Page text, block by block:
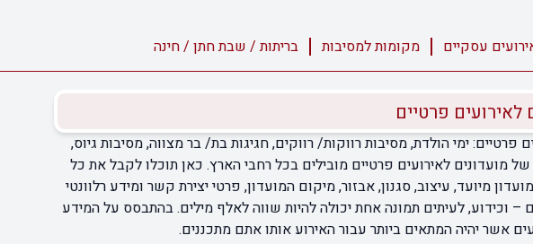
עסקיים מקומות למסיבות בריתות / שבת חתן / חינה
לאירועים פרטיים
פרטיים: ימי הולדת, מסיבות רווקות/ רווקים, חגיגות בת/ בר מצווה, מסיבות גיוס,
של מועדונים לאירועים פרטיים מובילים בכל רחבי הארץ. כאן תוכלו לקבל את כל
מיועד, עיצוב, סגנון, אבזור, מיקום המועדון, פרטי יצירת קשר ומידע רלוונטי
וכידוע, לעיתים תמונה אחת יכולה להיות שווה לאלף מילים. בהתבסס על המידע
אשר יהיה המתאים ביותר עבור האירוע אותו אתם מתכננים.